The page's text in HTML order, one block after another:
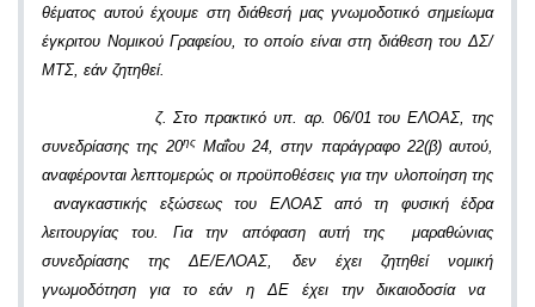
θέματος αυτού έχουμε στη διάθεσή μας γνωμοδοτικό σημείωμα
έγκριτου Νομικού Γραφείου, το οποίο είναι στη διάθεση του ΔΣ/
ΜΤΣ, εάν ζητηθεί.
ζ. Στο πρακτικό υπ. αρ. 06/01 του ΕΛΟΑΣ, της
συνεδρίασης της 20ηςΜαΐου 24, στην παράγραφο 22(β) αυτού,
αναφέρονται λεπτομερώς οι προϋποθέσεις για την υλοποίηση της
αναγκαστικής εξώσεως του ΕΛΟΑΣ από τη φυσική έδρα
λειτουργίας του. Για την απόφαση αυτή της μαραθώνιας
συνεδρίασης της ΔΕ/ΕΛΟΑΣ, δεν έχει ζητηθεί νομική
γνωμοδότηση για το εάν η ΔΕ έχει την δικαιοδοσία να